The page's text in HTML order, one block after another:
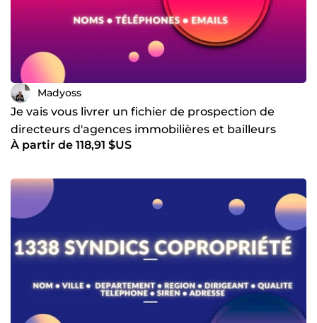
Madyoss
Je vais vous livrer un fichier de prospection de
directeurs d'agences immobilières et bailleurs
sociaux prêt
À partir de 118,91 $US